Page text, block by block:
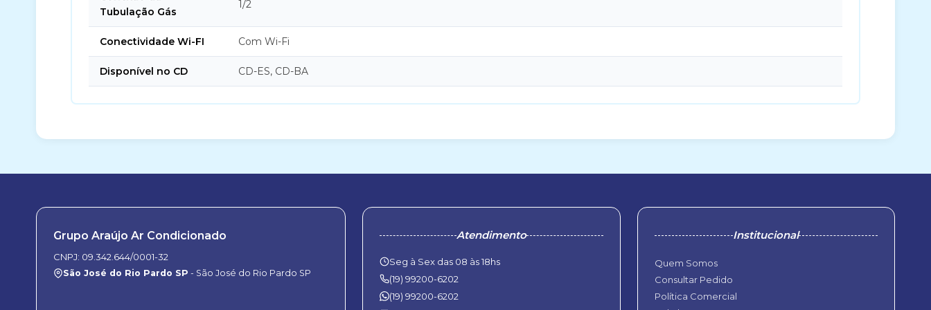
Tubulação Gás
1/2
Conectividade Wi-FI Com Wi-Fi
Disponível no CD CD-ES, CD-BA
Grupo Araújo Ar Condicionado
CNPJ: 09.342.644/0001-32
São José do Rio Pardo SP - São José do Rio Pardo SP
Atendimento
Seg à Sex das 08 às 18hs
(19) 99200-6202
(19) 99200-6202
Institucional
Quem Somos
Consultar Pedido
Política Comercial